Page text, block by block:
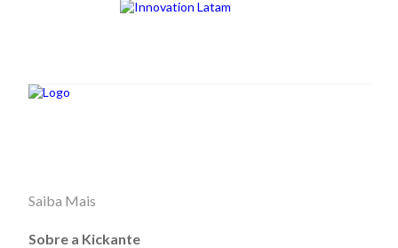
Saiba Mais
Sobre a Kickante